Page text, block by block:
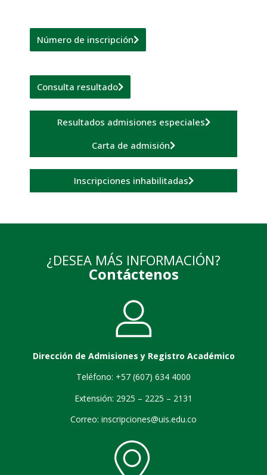
Número de inscripción
Consulta resultado
Resultados admisiones especiales
Carta de admisión
Inscripciones inhabilitadas
¿DESEA MÁS INFORMACIÓN?
Contáctenos
Dirección de Admisiones y Registro Académico
Teléfono: +57 (607) 634 4000
Extensión: 2925 – 2225 – 2131
Correo: inscripciones@uis.edu.co